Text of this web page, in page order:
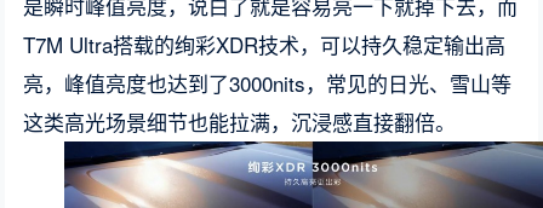
T7M Ultra搭载的绚彩XDR技术，可以持久稳定输出高
亮，峰值亮度也达到了3000nits，常见的日光、雪山等
这类高光场景细节也能拉满，沉浸感直接翻倍。